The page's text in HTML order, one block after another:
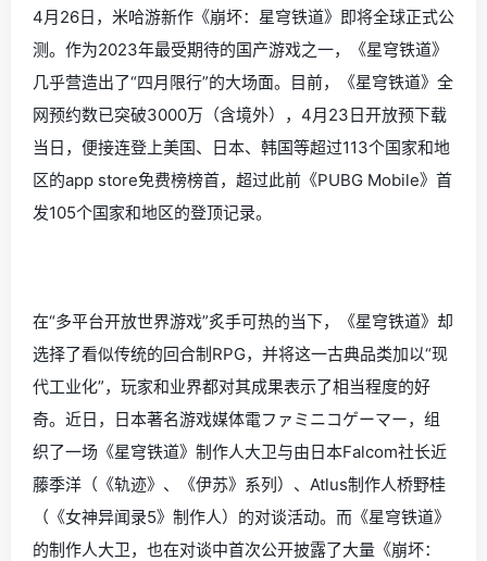
4月26日，米哈游新作《崩坏：星穹铁道》即将全球正式公
测。作为2023年最受期待的国产游戏之一，《星穹铁道》
几乎营造出了“四月限行”的大场面。目前，《星穹铁道》全
网预约数已突破3000万（含境外），4月23日开放预下载
当日，便接连登上美国、日本、韩国等超过113个国家和地
区的app store免费榜榜首，超过此前《PUBG Mobile》首
发105个国家和地区的登顶记录。
在“多平台开放世界游戏”炙手可热的当下，《星穹铁道》却
选择了看似传统的回合制RPG，并将这一古典品类加以“现
代工业化”，玩家和业界都对其成果表示了相当程度的好
奇。近日，日本著名游戏媒体電ファミニコゲーマー，组
织了一场《星穹铁道》制作人大卫与由日本Falcom社长近
藤季洋（《轨迹》、《伊苏》系列）、Atlus制作人桥野桂
（《女神异闻录5》制作人）的对谈活动。而《星穹铁道》
的制作人大卫，也在对谈中首次公开披露了大量《崩坏：